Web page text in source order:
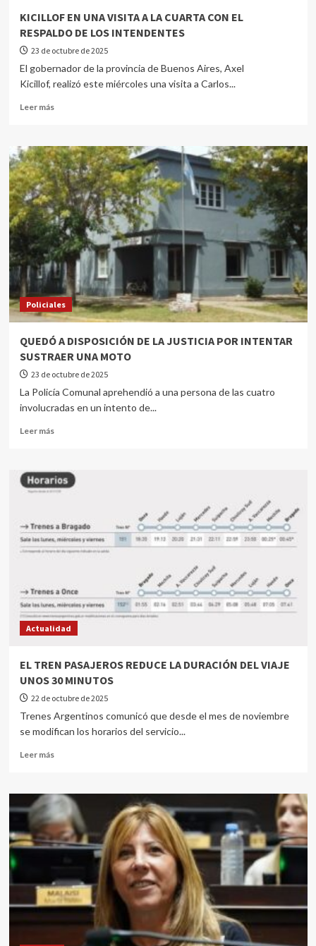
KICILLOF EN UNA VISITA A LA CUARTA CON EL
RESPALDO DE LOS INTENDENTES
23 de octubre de 2025
El gobernador de la provincia de Buenos Aires, Axel
Kicillof, realizó este miércoles una visita a Carlos...
Leer más
Policiales
QUEDÓ A DISPOSICIÓN DE LA JUSTICIA POR INTENTAR
SUSTRAER UNA MOTO
23 de octubre de 2025
La Policía Comunal aprehendió a una persona de las cuatro
involucradas en un intento de...
Leer más
Actualidad
EL TREN PASAJEROS REDUCE LA DURACIÓN DEL VIAJE
UNOS 30 MINUTOS
22 de octubre de 2025
Trenes Argentinos comunicó que desde el mes de noviembre
se modifican los horarios del servicio...
Leer más